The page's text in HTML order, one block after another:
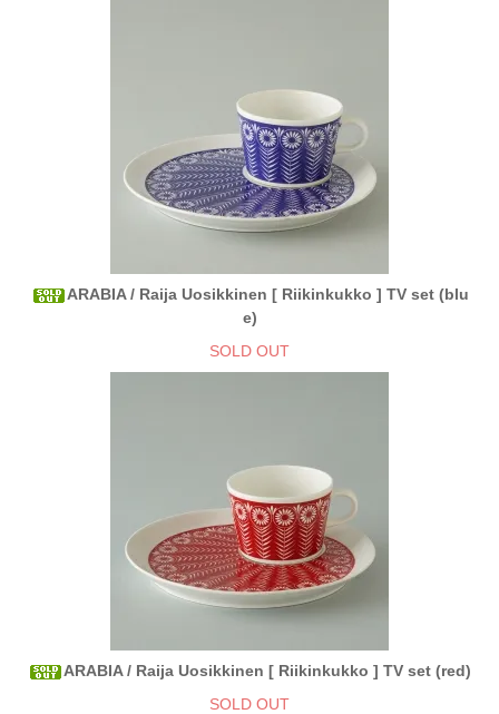
ARABIA / Raija Uosikkinen [ Riikinkukko ] TV set (blu
e)
SOLD OUT
ARABIA / Raija Uosikkinen [ Riikinkukko ] TV set (red)
SOLD OUT